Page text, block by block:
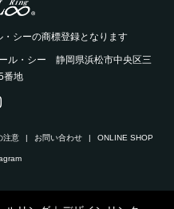
シーの商標登録となります
ル・シー 静岡県浜松市中央区三
番地
注意 お問い合わせ ONLINE SHOP